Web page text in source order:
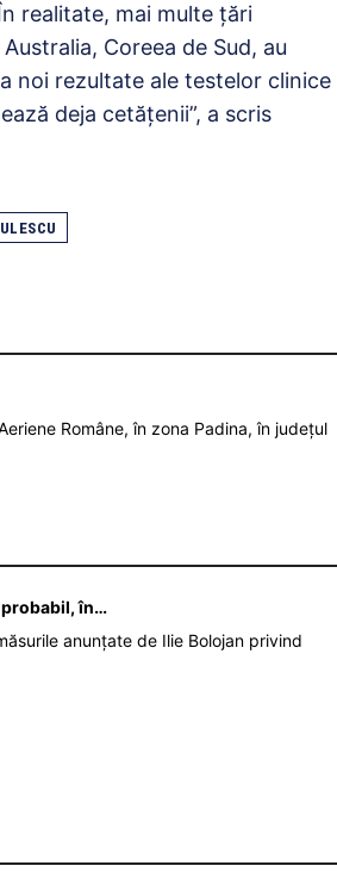
realitate, mai multe ţări
Coreea de Sud, au
noi rezultate ale testelor clinice
deja cetăţenii”, a scris
Române, în zona Padina, în județul
probabil, în…
anunțate de Ilie Bolojan privind